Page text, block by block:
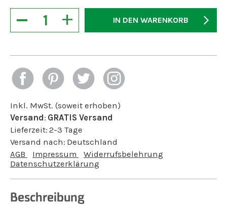
+
− IN DEN WARENKORB
Inkl. MwSt. (soweit erhoben)
Versand: GRATIS Versand
Lieferzeit: 2-3 Tage
Versand nach: Deutschland
AGB
Impressum
Widerrufsbelehrung
Datenschutzerklärung
Beschreibung